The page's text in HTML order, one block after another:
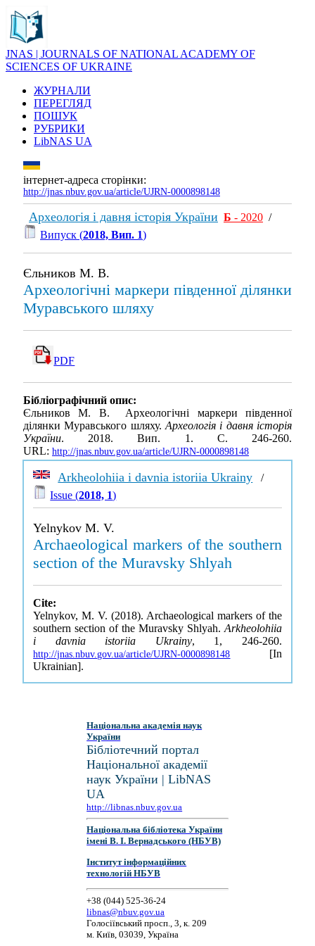
JNAS | JOURNALS OF NATIONAL ACADEMY OF
SCIENCES OF UKRAINE
ЖУРНАЛИ
ПЕРЕГЛЯД
ПОШУК
РУБРИКИ
LibNAS UA
інтернет-адреса сторінки:
http://jnas.nbuv.gov.ua/article/UJRN-0000898148
Археологія і давня історія України Б - 2020 /
Випуск (2018, Вип. 1)
Єльников М. В.
Археологічні маркери південної ділянки
Муравського шляху
PDF
Бібліографічний опис:
Єльников М. В. Археологічні маркери південної
ділянки Муравського шляху.Археологія і давня історія
України. 2018. Вип. 1. С. 246-260.
URL: http://jnas.nbuv.gov.ua/article/UJRN-0000898148
Arkheolohiia i davnia istoriia Ukrainy /
Issue (2018, 1)
Yelnykov M. V.
Archaeological markers of the southern
section of the Muravsky Shlyah
Cite:
Yelnykov, M. V. (2018). Archaeological markers of the
southern section of the Muravsky Shlyah. Arkheolohiia
i davnia istoriia Ukrainy, 1, 246-260.
http://jnas.nbuv.gov.ua/article/UJRN-0000898148 [In
Ukrainian].
Національна академія наук
України
Бібліотечний портал
Національної академії
наук України | LibNAS
UA
http://libnas.nbuv.gov.ua
Національна бібліотека України
імені В. І. Вернадського (НБУВ)
Інститут інформаційних
технологій НБУВ
+38 (044) 525-36-24
libnas@nbuv.gov.ua
Голосіївський просп., 3, к. 209
м. Київ, 03039, Україна